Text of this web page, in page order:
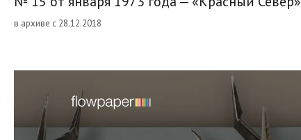
в архиве с 28.12.2018